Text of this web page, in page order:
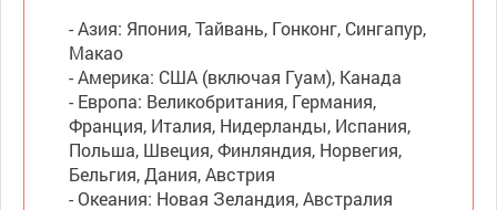
- Азия: Япония, Тайвань, Гонконг, Сингапур,
Макао
- Америка: США (включая Гуам), Канада
- Европа: Великобритания, Германия,
Франция, Италия, Нидерланды, Испания,
Польша, Швеция, Финляндия, Норвегия,
Бельгия, Дания, Австрия
- Океания: Новая Зеландия, Австралия